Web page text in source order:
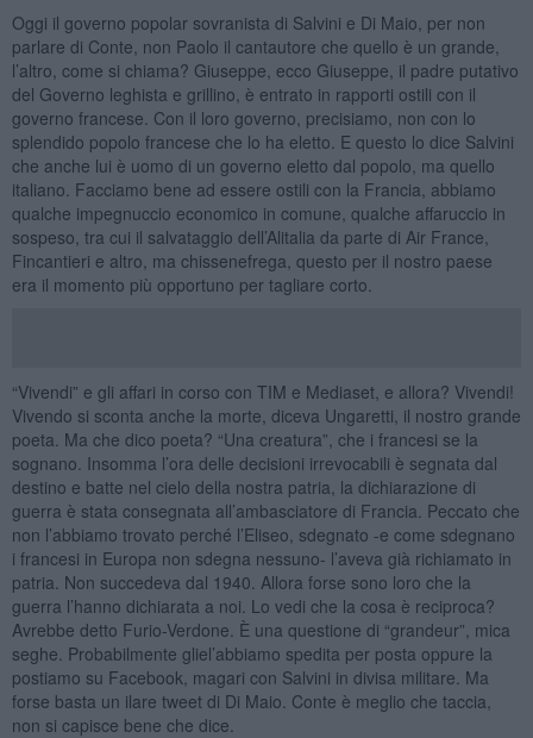
Oggi il governo popolar sovranista di Salvini e Di Maio, per non
parlare di Conte, non Paolo il cantautore che quello è un grande,
l’altro, come si chiama? Giuseppe, ecco Giuseppe, il padre putativo
del Governo leghista e grillino, è entrato in rapporti ostili con il
governo francese. Con il loro governo, precisiamo, non con lo
splendido popolo francese che lo ha eletto. E questo lo dice Salvini
che anche lui è uomo di un governo eletto dal popolo, ma quello
italiano. Facciamo bene ad essere ostili con la Francia, abbiamo
qualche impegnuccio economico in comune, qualche affaruccio in
sospeso, tra cui il salvataggio dell’Alitalia da parte di Air France,
Fincantieri e altro, ma chissenefrega, questo per il nostro paese
era il momento più opportuno per tagliare corto.
“Vivendi” e gli affari in corso con TIM e Mediaset, e allora? Vivendi!
Vivendo si sconta anche la morte, diceva Ungaretti, il nostro grande
poeta. Ma che dico poeta? “Una creatura”, che i francesi se la
sognano. Insomma l’ora delle decisioni irrevocabili è segnata dal
destino e batte nel cielo della nostra patria, la dichiarazione di
guerra è stata consegnata all’ambasciatore di Francia. Peccato che
non l’abbiamo trovato perché l’Eliseo, sdegnato -e come sdegnano
i francesi in Europa non sdegna nessuno- l’aveva già richiamato in
patria. Non succedeva dal 1940. Allora forse sono loro che la
guerra l’hanno dichiarata a noi. Lo vedi che la cosa è reciproca?
Avrebbe detto Furio-Verdone. È una questione di “grandeur”, mica
seghe. Probabilmente gliel’abbiamo spedita per posta oppure la
postiamo su Facebook, magari con Salvini in divisa militare. Ma
forse basta un ilare tweet di Di Maio. Conte è meglio che taccia,
non si capisce bene che dice.